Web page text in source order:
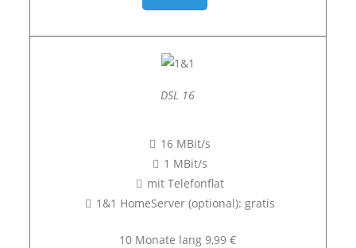
DSL 16
16 MBit/s
1 MBit/s
mit Telefonflat
1&1 HomeServer (optional): gratis
10 Monate lang 9,99 €